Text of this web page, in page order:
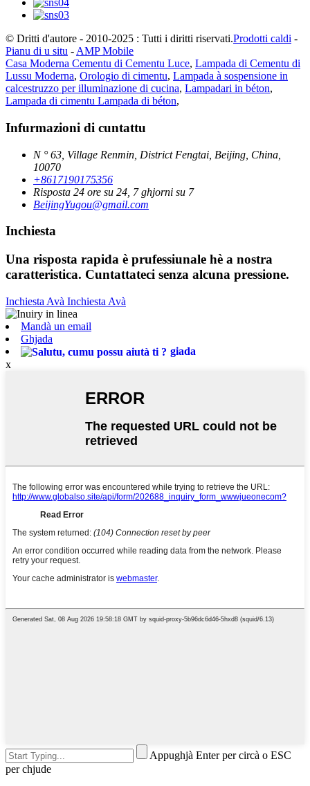
© Dritti d'autore - 2010-2025 : Tutti i diritti riservati.Prodotti caldi -
Pianu di u situ - AMP Mobile
Casa Moderna Cementu di Cementu Luce, Lampada di Cementu di
Lussu Moderna, Orologio di cimentu, Lampada à sospensione in
calcestruzzo per illuminazione di cucina, Lampadari in béton,
Lampada di cimentu Lampada di béton,
Infurmazioni di cuntattu
N ° 63, Village Renmin, District Fengtai, Beijing, China,
10070
+8617190175356
Risposta 24 ore su 24, 7 ghjorni su 7
BeijingYugou@gmail.com
Inchiesta
Una risposta rapida è prufessiunale hè a nostra
caratteristica. Cuntattateci senza alcuna pressione.
Inchiesta Avà Inchiesta Avà
Mandà un email
Ghjada
giada
x
Appughjà Enter per circà o ESC
per chjude